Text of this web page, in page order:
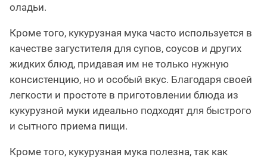
оладьи.
Кроме того, кукурузная мука часто используется в
качестве загустителя для супов, соусов и других
жидких блюд, придавая им не только нужную
консистенцию, но и особый вкус. Благодаря своей
легкости и простоте в приготовлении блюда из
кукурузной муки идеально подходят для быстрого
и сытного приема пищи.
Кроме того, кукурузная мука полезна, так как